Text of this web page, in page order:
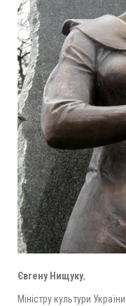
Євгену Нищуку,
Міністру культури України